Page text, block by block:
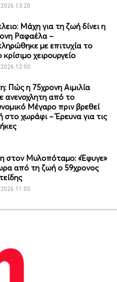
13:20
Μάχη για τη ζωή δίνει η
Ραφαέλα –
με επιτυχία το
χειρουργείο
12:00
Πώς η 75χρονη Αιμιλία
ανενοχλητη από το
Μέγαρο πριν βρεθεί
στο χωράφι – Έρευνα για τις
στον Μυλοπόταμο: «Έφυγε»
από τη ζωή ο 59χρονος
11:00